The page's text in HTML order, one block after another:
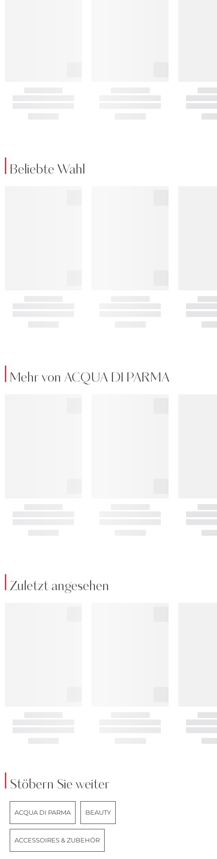
Beliebte Wahl
Mehr von ACQUA DI PARMA
Zuletzt angesehen
Stöbern Sie weiter
ACQUA DI PARMA BEAUTY
ACCESSOIRES & ZUBEHÖR